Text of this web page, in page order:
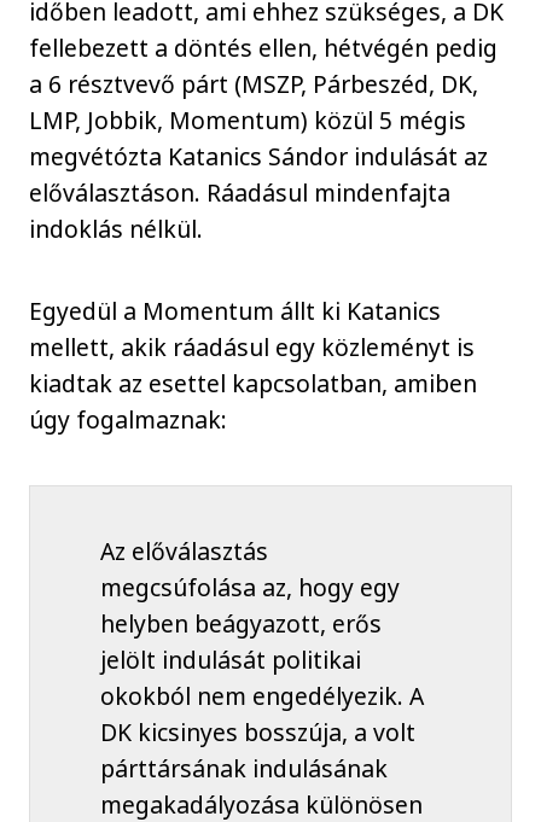
időben leadott, ami ehhez szükséges, a DK
fellebezett a döntés ellen, hétvégén pedig
a 6 résztvevő párt (MSZP, Párbeszéd, DK,
LMP, Jobbik, Momentum) közül 5 mégis
megvétózta Katanics Sándor indulását az
előválasztáson. Ráadásul mindenfajta
indoklás nélkül.
Egyedül a Momentum állt ki Katanics
mellett, akik ráadásul egy közleményt is
kiadtak az esettel kapcsolatban, amiben
úgy fogalmaznak:
Az előválasztás
megcsúfolása az, hogy egy
helyben beágyazott, erős
jelölt indulását politikai
okokból nem engedélyezik. A
DK kicsinyes bosszúja, a volt
párttársának indulásának
megakadályozása különösen